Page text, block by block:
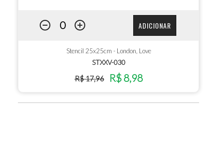
ADICIONAR
Stencil 25x25cm - London, Love
STXXV-030
R$ 17,96 R$ 8,98